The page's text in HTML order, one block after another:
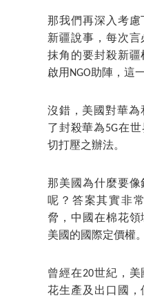
那我們再深入考
新疆說事，每次
抹角的要封殺新疆
啟用NGO助陣，這
沒錯，美國對華為
了封殺華為5G在
切打壓之辦法。
那美國為什麼要
呢？答案其實非
脅，中國在棉花領
美國的國際定價權。
曾經在20世紀，
花生產及出口國，